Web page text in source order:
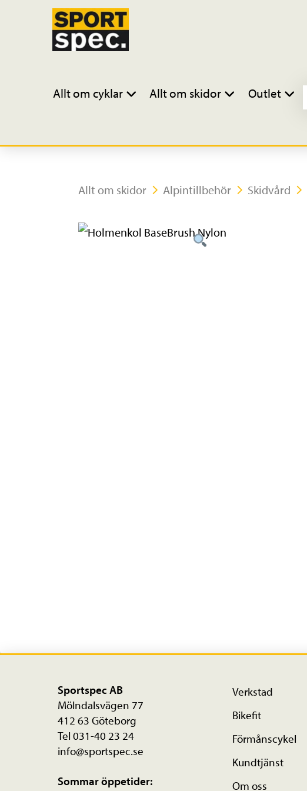
Allt om cyklar Allt om skidor Outlet
Allt om skidor Alpintillbehör Skidvård
Sportspec AB
Mölndalsvägen 77
412 63 Göteborg
Tel 031-40 23 24
info@sportspec.se
Sommar öppetider:
Verkstad
Bikefit
Förmånscykel
Kundtjänst
Om oss